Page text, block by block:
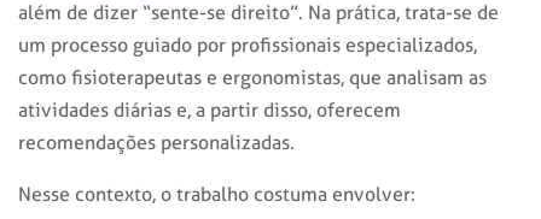
além de dizer “sente-se direito”. Na prática, trata-se de
um processo guiado por profissionais especializados,
como fisioterapeutas e ergonomistas, que analisam as
atividades diárias e, a partir disso, oferecem
recomendações personalizadas.
Nesse contexto, o trabalho costuma envolver: